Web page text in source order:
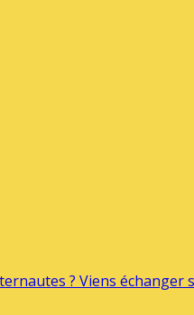
? Viens échanger